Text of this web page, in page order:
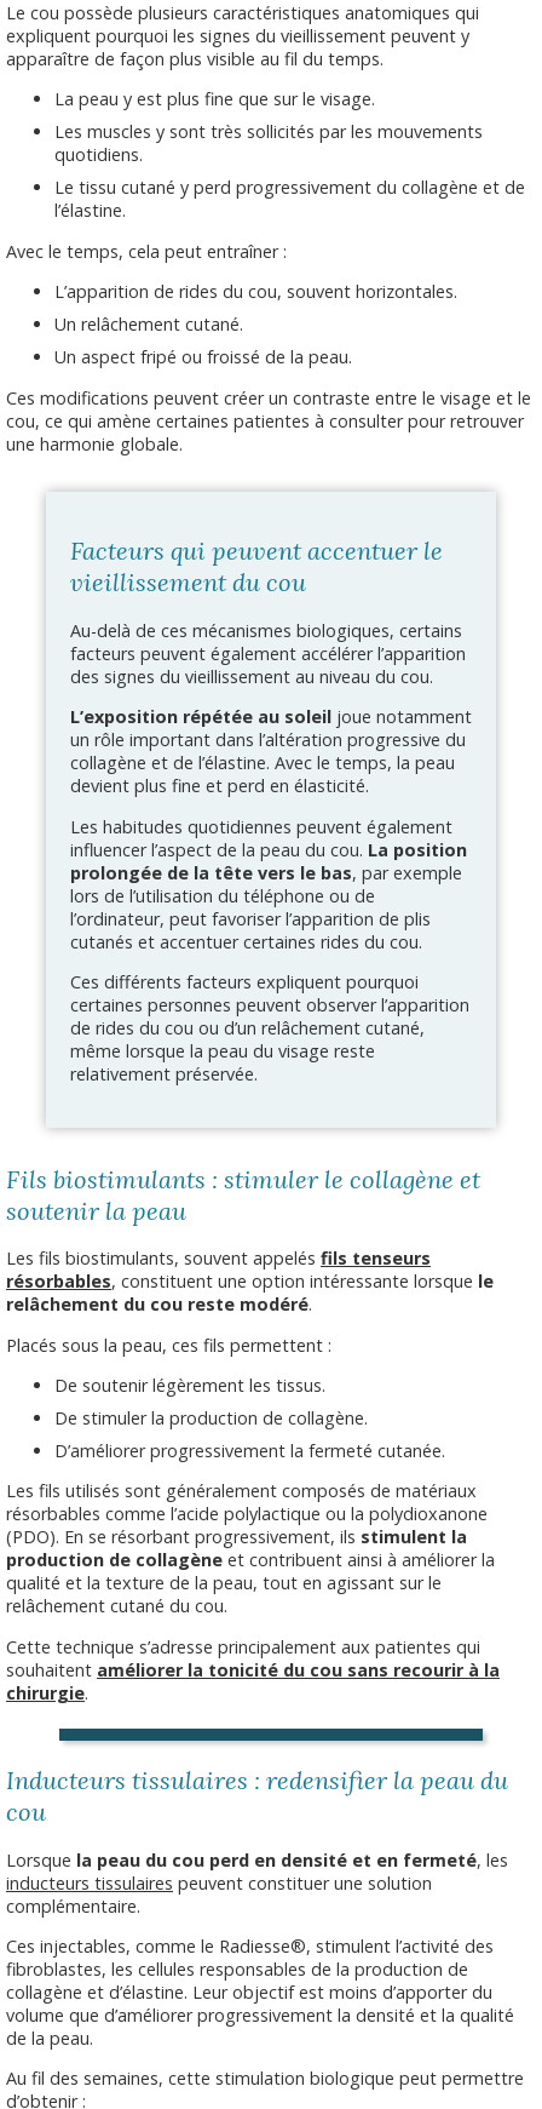
Le cou possède plusieurs caractéristiques anatomiques qui
expliquent pourquoi les signes du vieillissement peuvent y
apparaître de façon plus visible au fil du temps.
La peau y est plus fine que sur le visage.
Les muscles y sont très sollicités par les mouvements
quotidiens.
Le tissu cutané y perd progressivement du collagène et de
l’élastine.
Avec le temps, cela peut entraîner :
L’apparition de rides du cou, souvent horizontales.
Un relâchement cutané.
Un aspect fripé ou froissé de la peau.
Ces modifications peuvent créer un contraste entre le visage et le
cou, ce qui amène certaines patientes à consulter pour retrouver
une harmonie globale.
Facteurs qui peuvent accentuer le
vieillissement du cou
Au-delà de ces mécanismes biologiques, certains
facteurs peuvent également accélérer l’apparition
des signes du vieillissement au niveau du cou.
L’exposition répétée au soleiljoue notamment
un rôle important dans l’altération progressive du
collagène et de l’élastine. Avec le temps, la peau
devient plus fine et perd en élasticité.
Les habitudes quotidiennes peuvent également
influencer l’aspect de la peau du cou. La position
prolongée de la tête vers le bas, par exemple
lors de l’utilisation du téléphone ou de
l’ordinateur, peut favoriser l’apparition de plis
cutanés et accentuer certaines rides du cou.
Ces différents facteurs expliquent pourquoi
certaines personnes peuvent observer l’apparition
de rides du cou ou d’un relâchement cutané,
même lorsque la peau du visage reste
relativement préservée.
Fils biostimulants : stimuler le collagène et
soutenir la peau
Les fils biostimulants, souvent appelés fils tenseurs
résorbables, constituent une option intéressante lorsque le
relâchement du cou reste modéré.
Placés sous la peau, ces fils permettent :
De soutenir légèrement les tissus.
De stimuler la production de collagène.
D’améliorer progressivement la fermeté cutanée.
Les fils utilisés sont généralement composés de matériaux
résorbables comme l’acide polylactique ou la polydioxanone
(PDO). En se résorbant progressivement, ils stimulent la
production de collagène et contribuent ainsi à améliorer la
qualité et la texture de la peau, tout en agissant sur le
relâchement cutané du cou.
Cette technique s’adresse principalement aux patientes qui
souhaitent améliorer la tonicité du cou sans recourir à la
chirurgie.
Inducteurs tissulaires : redensifier la peau du
cou
Lorsque la peau du cou perd en densité et en fermeté, les
inducteurs tissulaires peuvent constituer une solution
complémentaire.
Ces injectables, comme le Radiesse®, stimulent l’activité des
fibroblastes, les cellules responsables de la production de
collagène et d’élastine. Leur objectif est moins d’apporter du
volume que d’améliorer progressivement la densité et la qualité
de la peau.
Au fil des semaines, cette stimulation biologique peut permettre
d’obtenir :